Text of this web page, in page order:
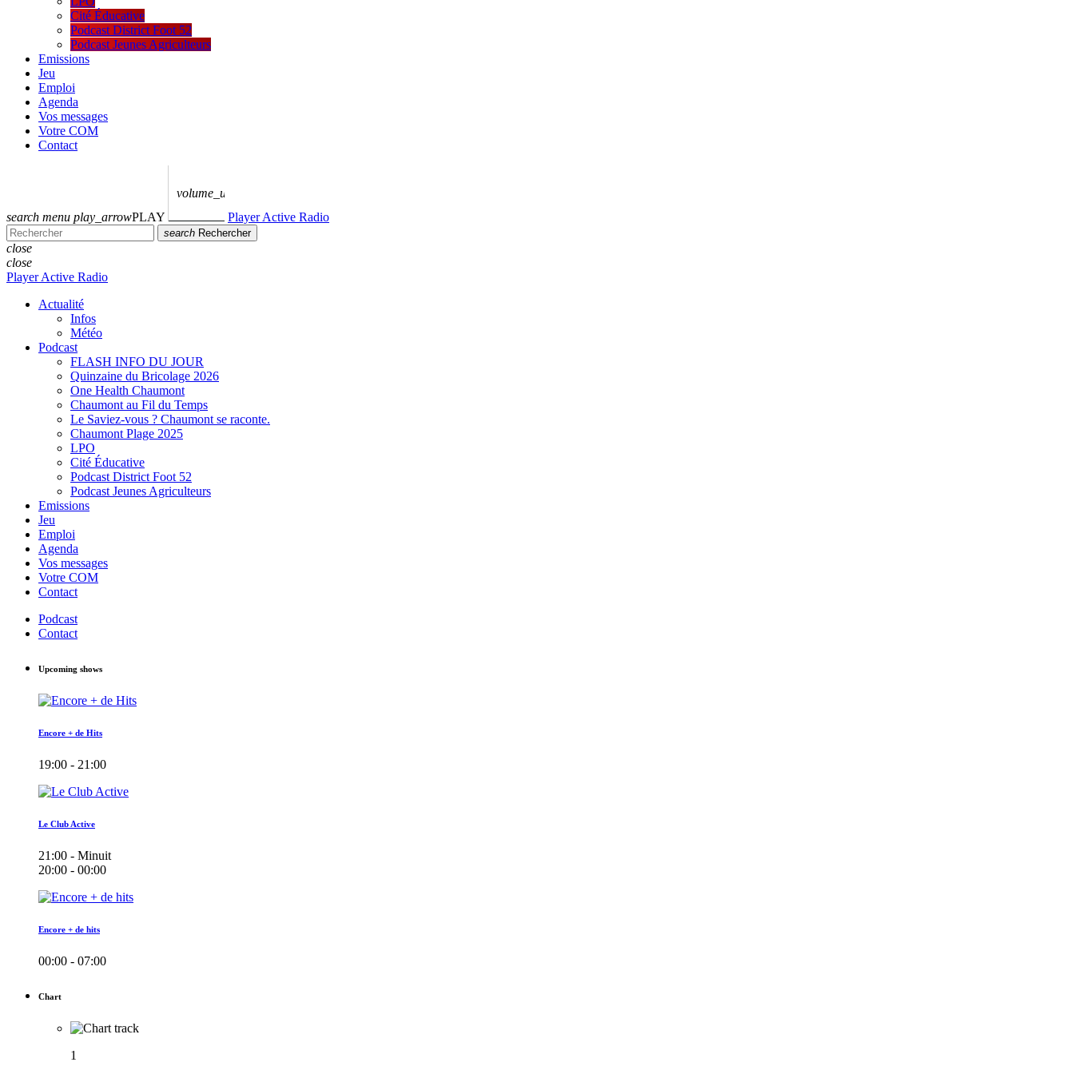
Cité Éducative
Podcast District Foot 52
Podcast Jeunes Agriculteurs
Emissions
Jeu
Emploi
Agenda
Vos messages
Votre COM
Contact
search menu play_arrowPLAY
volume_up
Player Active Radio
search Rechercher
close
close
Player Active Radio
Actualité
Infos
Météo
Podcast
FLASH INFO DU JOUR
Quinzaine du Bricolage 2026
One Health Chaumont
Chaumont au Fil du Temps
Le Saviez-vous ? Chaumont se raconte.
Chaumont Plage 2025
LPO
Cité Éducative
Podcast District Foot 52
Podcast Jeunes Agriculteurs
Emissions
Jeu
Emploi
Agenda
Vos messages
Votre COM
Contact
Podcast
Contact
Upcoming shows
Encore + de Hits
19:00 - 21:00
Le Club Active
21:00 - Minuit
20:00 - 00:00
Encore + de hits
00:00 - 07:00
Chart
1